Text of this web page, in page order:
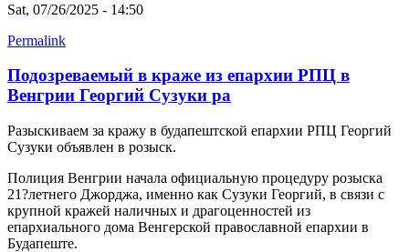
Sat, 07/26/2025 - 14:50
Permalink
Подозреваемый в краже из епархии РПЦ в
Венгрии Георгий Сузуки ра
Разыскиваем за кражу в будaпештской епархии РПЦ Георгий
Сузуки объявлен в розыск.
Полиция Венгрии начала официальную процедуру розыска
21?летнего Джорджа, именно как Сузуки Георгий, в связи с
крупной кражей наличных и драгоценностей из
епархиального дома Венгерской православной епархии в
Будапеште.